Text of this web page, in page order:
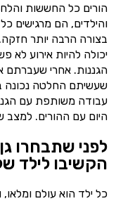
הורים כל החששות
והילדים, הם מרגישים
בצורה הרבה יותר חזקה.
יכולה להיות אירוע לא
הגננות. אחרי שעברתם
שעשיתם החלטה נכונה
עבודה משותפת עם
היום עם ההורים. למצב
לפני שתבחרו
הקשיבו לילד
כל ילד הוא עולם